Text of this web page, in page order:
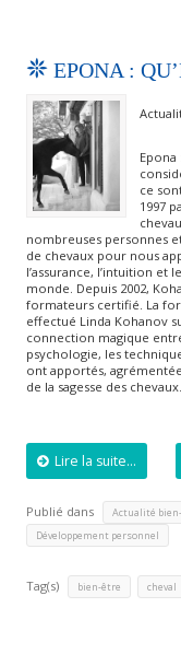
EPONA :
Epona
ce
1997
nombreuses personnes
de chevaux pour nous
l’assurance, l’intuition et
monde. Depuis 2002,
formateurs certifié. La
effectué Linda Kohanov
connection magique
psychologie, les
ont apportés,
de la sagesse des chevaux.
Lire la suite...
Publié dans Actualité
Développement personnel
Tag(s) bien-être cheval